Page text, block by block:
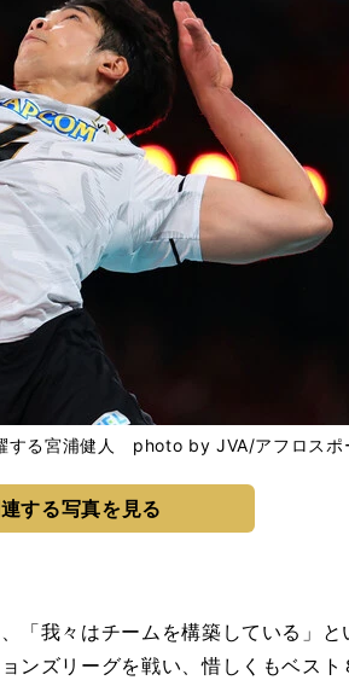
する宮浦健人 photo by JVA/アフロスポ
する写真を見る
「我々はチームを構築している」と
ンズリーグを戦い、惜しくもベスト